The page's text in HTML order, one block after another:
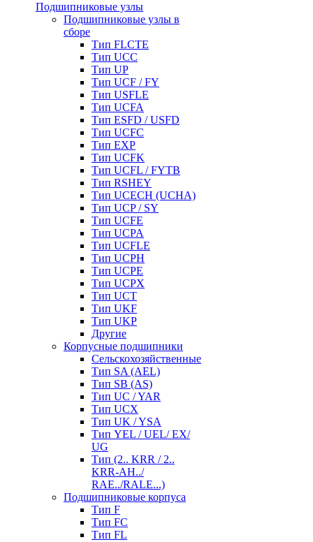
Подшипниковые узлы
Подшипниковые узлы в
сборе
Тип FLCTE
Тип UCC
Тип UP
Тип UCF / FY
Тип USFLE
Тип UCFA
Тип ESFD / USFD
Тип UCFC
Тип EXP
Тип UCFK
Тип UCFL / FYTB
Тип RSHEY
Тип UCECH (UCHA)
Тип UCP / SY
Тип UCFE
Тип UCPA
Тип UCFLE
Тип UCPH
Тип UCPE
Тип UCPX
Тип UCT
Тип UKF
Тип UKP
Другие
Корпусные подшипники
Сельскохозяйственные
Тип SA (AEL)
Тип SB (AS)
Тип UC / YAR
Тип UCX
Тип UK / YSA
Тип YEL / UEL/ EX/
UG
Тип (2.. KRR / 2..
KRR-AH../
RAE../RALE...)
Подшипниковые корпуса
Тип F
Тип FC
Тип FL